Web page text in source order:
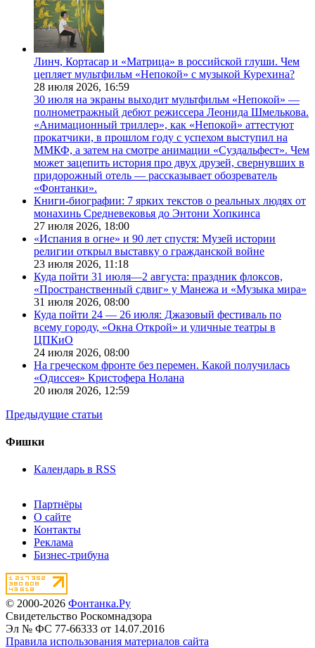
Линч, Кортасар и «Матрица» в российской глуши. Чем
цепляет мультфильм «Непокой» с музыкой Курехина?
28 июля 2026, 16:59
30 июля на экраны выходит мультфильм «Непокой» —
полнометражный дебют режиссера Леонида Шмелькова.
«Анимационный триллер», как «Непокой» аттестуют
прокатчики, в прошлом году с успехом выступил на
ММКФ, а затем на смотре анимации «Суздальфест». Чем
может зацепить история про двух друзей, свернувших в
придорожный отель — рассказывает обозреватель
«Фонтанки».
Книги-биографии: 7 ярких текстов о реальных людях от
монахинь Средневековья до Энтони Хопкинса
27 июля 2026, 18:00
«Испания в огне» и 90 лет спустя: Музей истории
религии открыл выставку о гражданской войне
23 июля 2026, 11:18
Куда пойти 31 июля—2 августа: праздник флоксов,
«Пространственный сдвиг» у Манежа и «Музыка мира»
31 июля 2026, 08:00
Куда пойти 24 — 26 июля: Джазовый фестиваль по
всему городу, «Окна Открой» и уличные театры в
ЦПКиО
24 июля 2026, 08:00
На греческом фронте без перемен. Какой получилась
«Одиссея» Кристофера Нолана
20 июля 2026, 12:59
Предыдущие статьи
Фишки
Календарь в RSS
Партнёры
О сайте
Контакты
Реклама
Бизнес-трибуна
© 2000-2026 Фонтанка.Ру
Свидетельство Роскомнадзора
Эл № ФС 77-66333 от 14.07.2016
Правила использования материалов сайта